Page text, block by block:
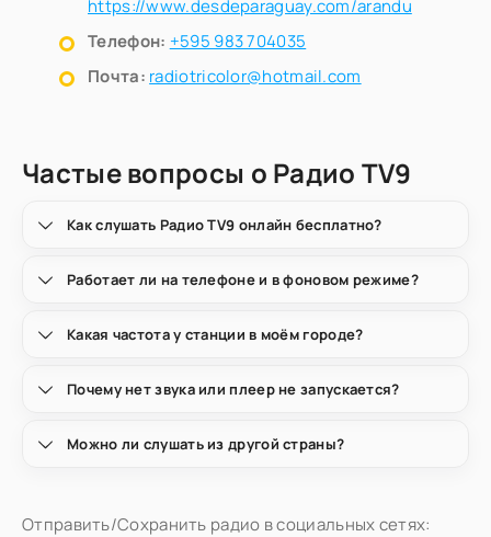
https://www.desdeparaguay.com/arandu
Телефон: +595 983 704035
Почта: radiotricolor@hotmail.com
Частые вопросы о Радио TV9
Как слушать Радио TV9 онлайн бесплатно?
Работает ли на телефоне и в фоновом режиме?
Какая частота у станции в моём городе?
Почему нет звука или плеер не запускается?
Можно ли слушать из другой страны?
Отправить/Сохранить радио в социальных сетях: